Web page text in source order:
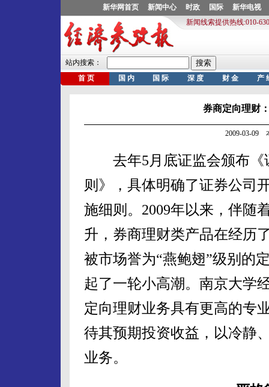
券商定向理财
2009-03-09
去年5月底证监会颁布《
则》，具体明确了证券公司
施细则。2009年以来，伴随
升，券商理财类产品在经历
被市场誉为“燕鲍翅”级别的
起了一轮小高潮。南京大学
定向理财业务具有更高的专
待其预期投资收益，以冷静
业务。